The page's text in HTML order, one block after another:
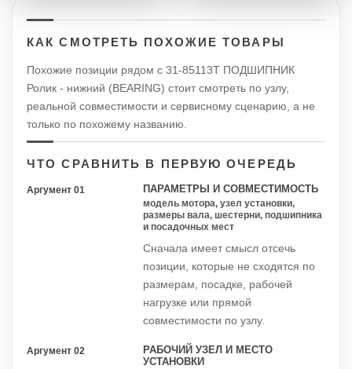
КАК СМОТРЕТЬ ПОХОЖИЕ ТОВАРЫ
Похожие позиции рядом с 31-85113T ПОДШИПНИК
Ролик - нижний (BEARING) стоит смотреть по узлу,
реальной совместимости и сервисному сценарию, а не
только по похожему названию.
ЧТО СРАВНИТЬ В ПЕРВУЮ ОЧЕРЕДЬ
Аргумент 01 ПАРАМЕТРЫ И СОВМЕСТИМОСТЬ
модель мотора, узел установки,
размеры вала, шестерни, подшипника
и посадочных мест
Сначала имеет смысл отсечь
позиции, которые не сходятся по
размерам, посадке, рабочей
нагрузке или прямой
совместимости по узлу.
Аргумент 02
РАБОЧИЙ УЗЕЛ И МЕСТО
УСТАНОВКИ